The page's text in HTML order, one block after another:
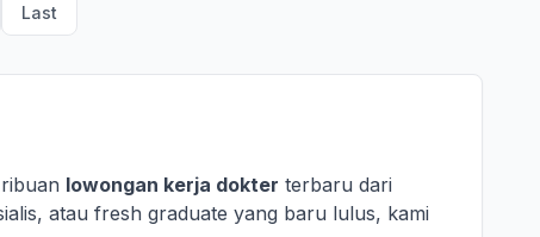
Last
lowongan kerja dokter terbaru dari
atau fresh graduate yang baru lulus, kami